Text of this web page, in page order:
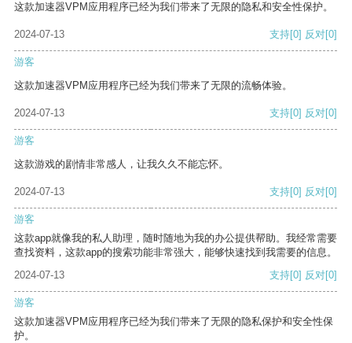
这款加速器VPM应用程序已经为我们带来了无限的隐私和安全性保护。
2024-07-13 支持[0] 反对[0]
游客
这款加速器VPM应用程序已经为我们带来了无限的流畅体验。
2024-07-13 支持[0] 反对[0]
游客
这款游戏的剧情非常感人，让我久久不能忘怀。
2024-07-13 支持[0] 反对[0]
游客
这款app就像我的私人助理，随时随地为我的办公提供帮助。我经常需要
查找资料，这款app的搜索功能非常强大，能够快速找到我需要的信息。
2024-07-13
支持[0] 反对[0]
游客
这款加速器VPM应用程序已经为我们带来了无限的隐私保护和安全性保
护。